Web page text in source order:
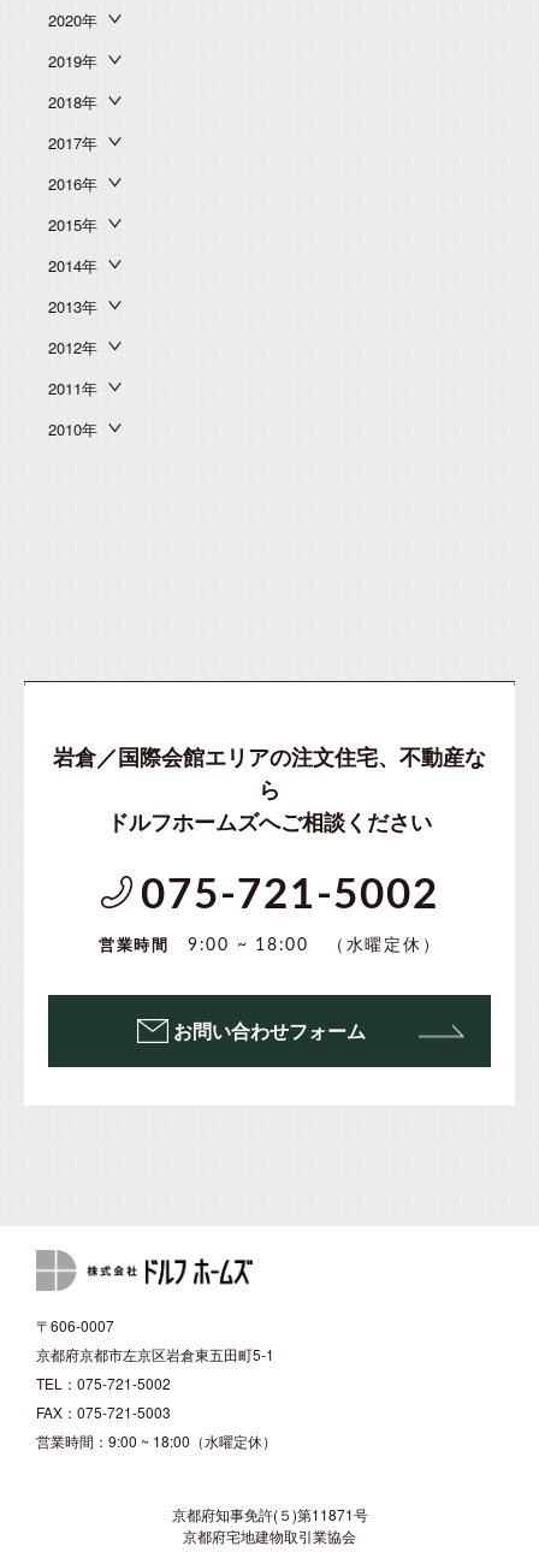
2020年
2019年
2018年
2017年
2016年
2015年
2014年
2013年
2012年
2011年
2010年
岩倉／国際会館エリアの注文住宅、不動産な
ら
ドルフホームズへご相談ください
075-721-5002
営業時間 9:00 ~ 18:00 （水曜定休）
お問い合わせフォーム
〒606-0007
京都府京都市左京区岩倉東五田町5-1
TEL：075-721-5002
FAX：075-721-5003
営業時間：9:00 ~ 18:00（水曜定休）
京都府知事免許(５)第11871号
京都府宅地建物取引業協会